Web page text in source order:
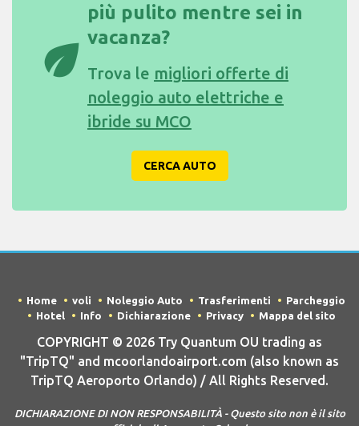
eco
più pulito mentre sei in
vacanza?
Trova le migliori offerte di
noleggio auto elettriche e
ibride su MCO
CERCA AUTO
Home voli Noleggio Auto Trasferimenti
Parcheggio
Hotel
Info Dichiarazione Privacy Mappa del sito
COPYRIGHT © 2026 Try Quantum OU trading as
"TripTQ" and mcoorlandoairport.com (also known as
TripTQ Aeroporto Orlando) / All Rights Reserved.
DICHIARAZIONE DI NON RESPONSABILITÀ - Questo sito non è il sito